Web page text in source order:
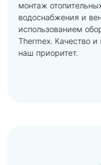
монтаж
водоснабжения и
использованием
Thermex. Качество
наш приоритет.